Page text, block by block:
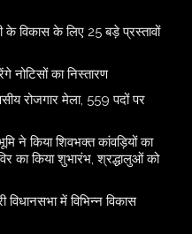
के विकास के लिए 25 बड़े प्रस्तावों
नोटिसों का निस्तारण
रोजगार मेला, 559 पदों पर
ने किया शिवभक्त कांवड़ियों का
का किया शुभारंभ, श्रद्धालुओं को
विधानसभा में विभिन्न विकास